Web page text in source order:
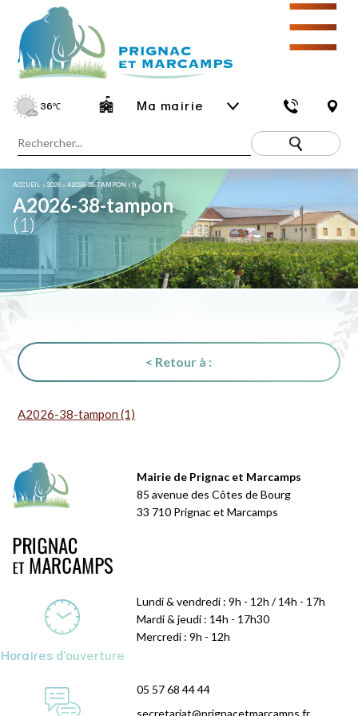
36℃ Ma mairie
☰
ACCUEIL »2026 »A2026-38-TAMPON (1)
A2026-38-tampon
(1)
< Retour à :
A2026-38-tampon (1)
Mairie de Prignac et Marcamps
85 avenue des Côtes de Bourg
33 710 Prignac et Marcamps
Horaires d'ouverture
Lundi & vendredi : 9h - 12h / 14h - 17h
Mardi & jeudi : 14h - 17h30
Mercredi : 9h - 12h
05 57 68 44 44